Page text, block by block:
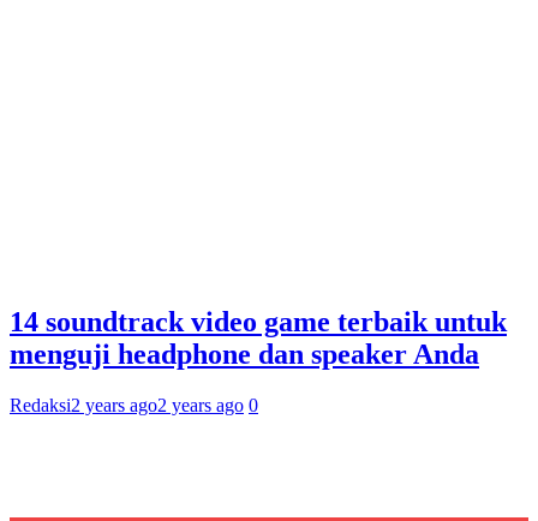
14 soundtrack video game terbaik untuk
menguji headphone dan speaker Anda
Redaksi2 years ago2 years ago 0